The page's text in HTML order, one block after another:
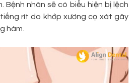
Bệnh nhân sẽ có biểu hiện bị lệch
rít do khớp xương cọ xát gây
hàm.